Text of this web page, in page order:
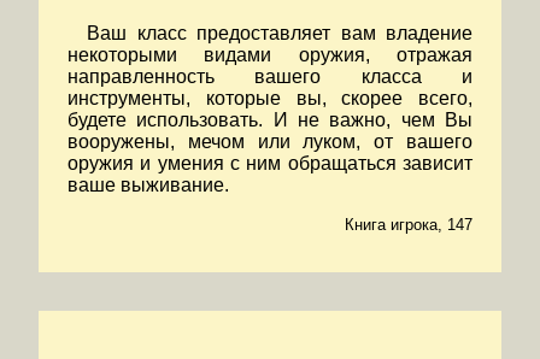
Ваш класс предоставляет вам владение
некоторыми видами оружия, отражая
направленность вашего класса и
инструменты, которые вы, скорее всего,
будете использовать. И не важно, чем Вы
вооружены, мечом или луком, от вашего
оружия и умения с ним обращаться зависит
ваше выживание.
Книга игрока, 147